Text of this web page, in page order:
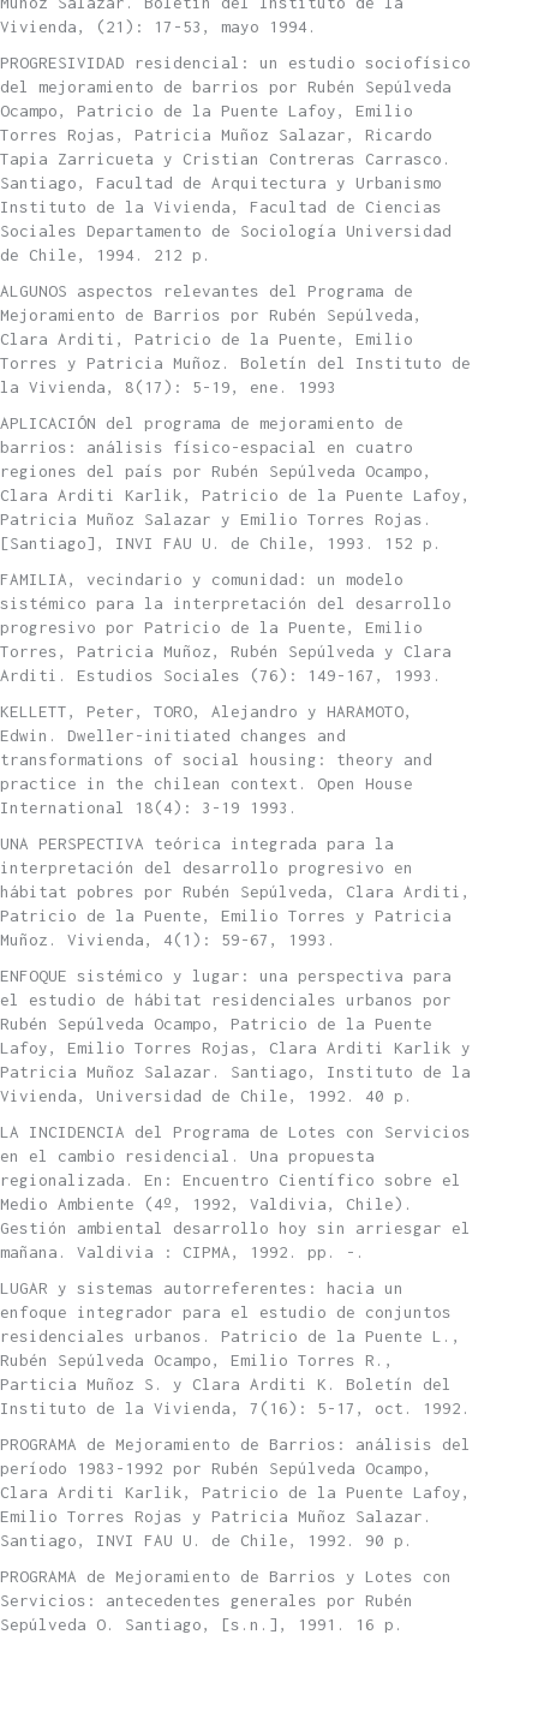
Vivienda, (21): 17-53, mayo 1994.
PROGRESIVIDAD residencial: un estudio sociofísico
del mejoramiento de barrios por Rubén Sepúlveda
Ocampo, Patricio de la Puente Lafoy, Emilio
Torres Rojas, Patricia Muñoz Salazar, Ricardo
Tapia Zarricueta y Cristian Contreras Carrasco.
Santiago, Facultad de Arquitectura y Urbanismo
Instituto de la Vivienda, Facultad de Ciencias
Sociales Departamento de Sociología Universidad
de Chile, 1994. 212 p.
ALGUNOS aspectos relevantes del Programa de
Mejoramiento de Barrios por Rubén Sepúlveda,
Clara Arditi, Patricio de la Puente, Emilio
Torres y Patricia Muñoz. Boletín del Instituto de
la Vivienda, 8(17): 5-19, ene. 1993
APLICACIÓN del programa de mejoramiento de
barrios: análisis físico-espacial en cuatro
regiones del país por Rubén Sepúlveda Ocampo,
Clara Arditi Karlik, Patricio de la Puente Lafoy,
Patricia Muñoz Salazar y Emilio Torres Rojas.
[Santiago], INVI FAU U. de Chile, 1993. 152 p.
FAMILIA, vecindario y comunidad: un modelo
sistémico para la interpretación del desarrollo
progresivo por Patricio de la Puente, Emilio
Torres, Patricia Muñoz, Rubén Sepúlveda y Clara
Arditi. Estudios Sociales (76): 149-167, 1993.
KELLETT, Peter, TORO, Alejandro y HARAMOTO,
Edwin. Dweller-initiated changes and
transformations of social housing: theory and
practice in the chilean context. Open House
International 18(4): 3-19 1993.
UNA PERSPECTIVA teórica integrada para la
interpretación del desarrollo progresivo en
hábitat pobres por Rubén Sepúlveda, Clara Arditi,
Patricio de la Puente, Emilio Torres y Patricia
Muñoz. Vivienda, 4(1): 59-67, 1993.
ENFOQUE sistémico y lugar: una perspectiva para
el estudio de hábitat residenciales urbanos por
Rubén Sepúlveda Ocampo, Patricio de la Puente
Lafoy, Emilio Torres Rojas, Clara Arditi Karlik y
Patricia Muñoz Salazar. Santiago, Instituto de la
Vivienda, Universidad de Chile, 1992. 40 p.
LA INCIDENCIA del Programa de Lotes con Servicios
en el cambio residencial. Una propuesta
regionalizada. En: Encuentro Científico sobre el
Medio Ambiente (4º, 1992, Valdivia, Chile).
Gestión ambiental desarrollo hoy sin arriesgar el
mañana. Valdivia : CIPMA, 1992. pp. -.
LUGAR y sistemas autorreferentes: hacia un
enfoque integrador para el estudio de conjuntos
residenciales urbanos. Patricio de la Puente L.,
Rubén Sepúlveda Ocampo, Emilio Torres R.,
Particia Muñoz S. y Clara Arditi K. Boletín del
Instituto de la Vivienda, 7(16): 5-17, oct. 1992.
PROGRAMA de Mejoramiento de Barrios: análisis del
período 1983-1992 por Rubén Sepúlveda Ocampo,
Clara Arditi Karlik, Patricio de la Puente Lafoy,
Emilio Torres Rojas y Patricia Muñoz Salazar.
Santiago, INVI FAU U. de Chile, 1992. 90 p.
PROGRAMA de Mejoramiento de Barrios y Lotes con
Servicios: antecedentes generales por Rubén
Sepúlveda O. Santiago, [s.n.], 1991. 16 p.